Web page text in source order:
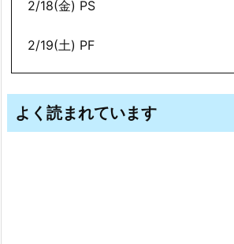
2/18(金) PS
2/19(土) PF
よく読まれています